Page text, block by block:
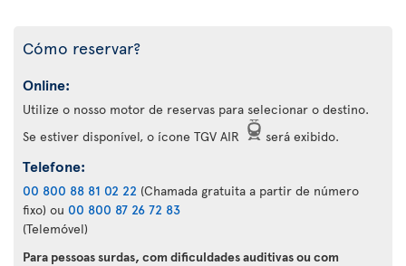
Cómo reservar?
Online:
Utilize o nosso motor de reservas para selecionar o destino.
Se estiver disponível, o ícone TGV AIR
será exibido.
Telefone:
00 800 88 81 02 22 (Chamada gratuita a partir de número
fixo) ou 00 800 87 26 72 83
(Telemóvel)
Para pessoas surdas, com dificuldades auditivas ou com